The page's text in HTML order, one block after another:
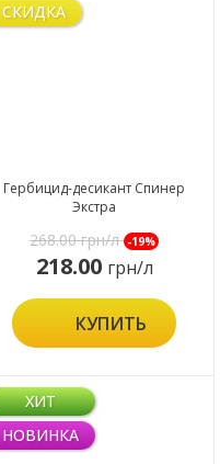
СКИДКА
Гербицид-десикант Спинер
Экстра
268.00грн/л -19%
218.00 грн/л
КУПИТЬ
ХИТ
НОВИНКА